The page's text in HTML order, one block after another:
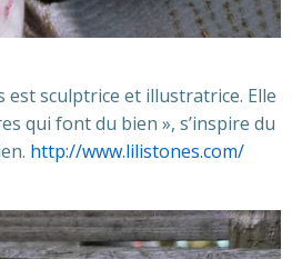
est sculptrice et illustratrice. Elle
qui font du bien », s’inspire du
http://www.lilistones.com/